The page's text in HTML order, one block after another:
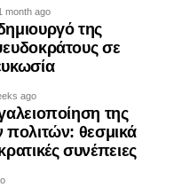
με πολιτικές,
Και ως τέτοια οφείλει
με τη σοβαρότητα που
παγιώνονται όταν οι
Η Κύπρος δεν
ούτε της λήθης.
month ago
της
σε
ago
της
πολιτών: θεσμικά
συνέπειες